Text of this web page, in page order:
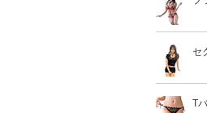
セ
T